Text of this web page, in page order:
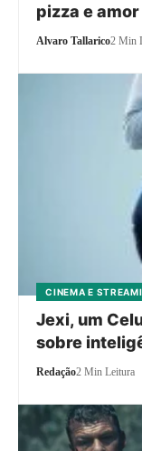
pizza e
Alvaro Tallarico2 Min
CINEMA E
Jexi, um
sobre
Redação2 Min Leitura